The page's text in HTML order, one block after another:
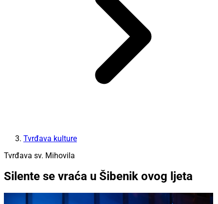
Tvrđava kulture
Tvrđava sv. Mihovila
Silente se vraća u Šibenik ovog ljeta